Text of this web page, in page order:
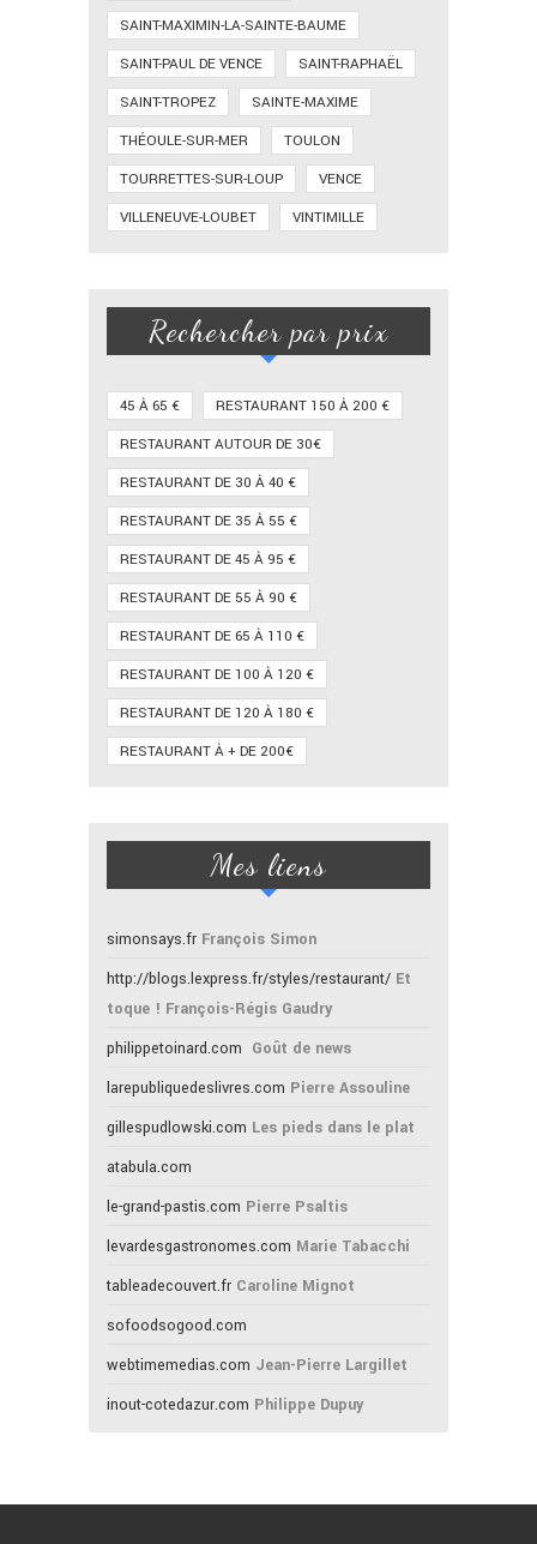
SAINT-MAXIMIN-LA-SAINTE-BAUME
SAINT-PAUL DE VENCE
SAINT-RAPHAËL
SAINT-TROPEZ
SAINTE-MAXIME
THÉOULE-SUR-MER
TOULON
TOURRETTES-SUR-LOUP
VENCE
VILLENEUVE-LOUBET
VINTIMILLE
Rechercher par prix
45 À 65 €
RESTAURANT 150 À 200 €
RESTAURANT AUTOUR DE 30€
RESTAURANT DE 30 À 40 €
RESTAURANT DE 35 À 55 €
RESTAURANT DE 45 À 95 €
RESTAURANT DE 55 À 90 €
RESTAURANT DE 65 À 110 €
RESTAURANT DE 100 À 120 €
RESTAURANT DE 120 À 180 €
RESTAURANT À + DE 200€
Mes liens
simonsays.fr François Simon
http://blogs.lexpress.fr/styles/restaurant/ Et
toque ! François-Régis Gaudry
philippetoinard.com Goût de news
larepubliquedeslivres.com Pierre Assouline
gillespudlowski.com Les pieds dans le plat
atabula.com
le-grand-pastis.com Pierre Psaltis
levardesgastronomes.com Marie Tabacchi
tableadecouvert.fr Caroline Mignot
sofoodsogood.com
webtimemedias.com Jean-Pierre Largillet
inout-cotedazur.com Philippe Dupuy